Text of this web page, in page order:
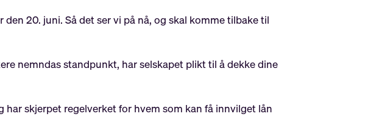
20. juni. Så det ser vi på nå, og skal komme tilbake til
nemndas standpunkt, har selskapet plikt til å dekke dine
har skjerpet regelverket for hvem som kan få innvilget lån